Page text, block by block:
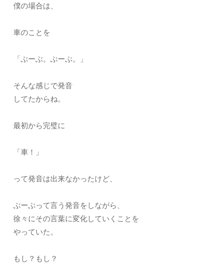
僕の場合は、
車のことを
「ぶーぶ。ぶーぶ。」
そんな感じで発音
してたからね。
最初から完璧に
「車！」
って発音は出来なかったけど、
ぶーぶって言う発音をしながら、
徐々にその言葉に変化していくことを
やっていた。
もし？もし？